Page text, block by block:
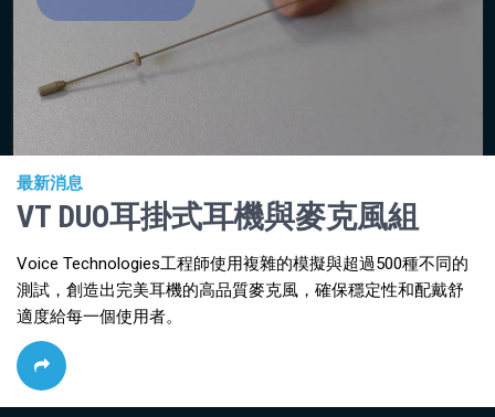
最新消息
VT DUO耳掛式耳機與麥克風組
Voice Technologies工程師使用複雜的模擬與超過500種不同的
測試，創造出完美耳機的高品質麥克風，確保穩定性和配戴舒
適度給每一個使用者。